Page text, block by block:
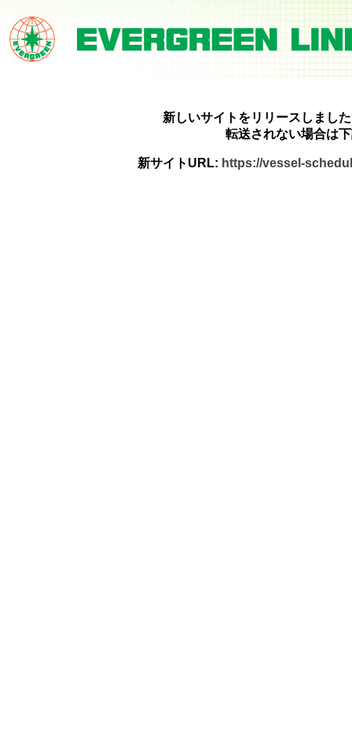
新しいサイトをリリースしまし
転送されない場合は
新サイトURL: https://vessel-